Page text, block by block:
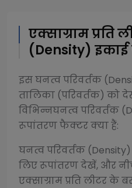
एक्साग्राम प्रति
(Density) इकाई
इसघनत्व परिवर्तक
तालिका (परिवर्तक) को
विभिन्नघनत्व परिवर्तक
रूपांतरण फैक्टर क्या हैं:
घनत्व परिवर्तक (Density)
लिए रूपांतरण देखें, और
एक्साग्राम प्रति लीटरके